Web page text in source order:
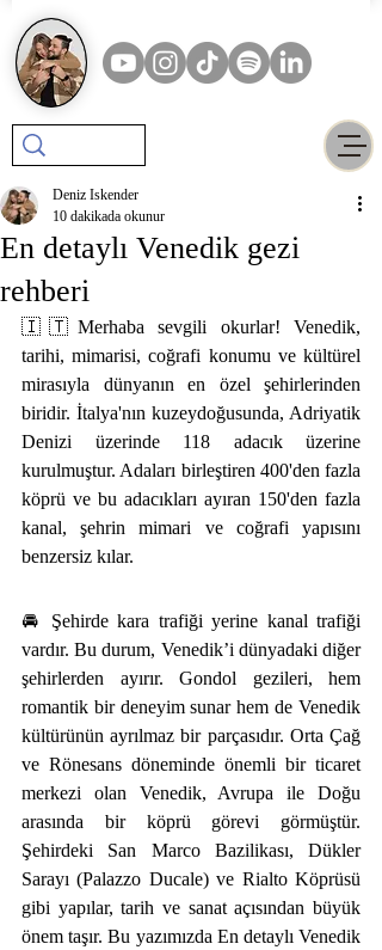
En detaylı Venedik gezi
rehberi
Deniz Iskender
10 dakikada okunur
🇮🇹Merhaba sevgili okurlar! Venedik,
tarihi, mimarisi, coğrafi konumu ve kültürel
mirasıyla dünyanın en özel şehirlerinden
biridir. İtalya'nın kuzeydoğusunda, Adriyatik
Denizi üzerinde 118 adacık üzerine
kurulmuştur. Adaları birleştiren 400'den fazla
köprü ve bu adacıkları ayıran 150'den fazla
kanal, şehrin mimari ve coğrafi yapısını
benzersiz kılar.
🚘 Şehirde kara trafiği yerine kanal trafiği
vardır. Bu durum, Venedik’i dünyadaki diğer
şehirlerden ayırır. Gondol gezileri, hem
romantik bir deneyim sunar hem de Venedik
kültürünün ayrılmaz bir parçasıdır. Orta Çağ
ve Rönesans döneminde önemli bir ticaret
merkezi olan Venedik, Avrupa ile Doğu
arasında bir köprü görevi görmüştür.
Şehirdeki San Marco Bazilikası, Dükler
Sarayı (Palazzo Ducale) ve Rialto Köprüsü
gibi yapılar, tarih ve sanat açısından büyük
önem taşır. Bu yazımızda En detaylı Venedik